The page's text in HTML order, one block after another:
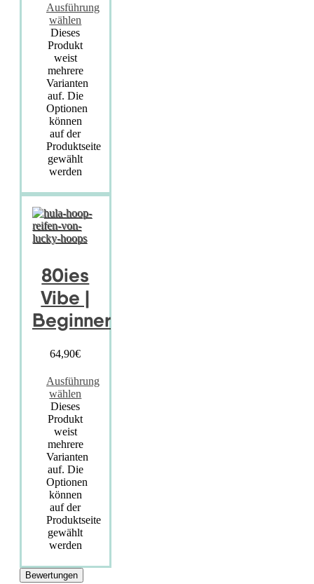
Ausführung
wählen
Dieses
Produkt
weist
mehrere
Varianten
auf. Die
Optionen
können
auf der
Produktseite
gewählt
werden
80ies
Vibe |
Beginner
64,90€
Ausführung
wählen
Dieses
Produkt
weist
mehrere
Varianten
auf. Die
Optionen
können
auf der
Produktseite
gewählt
werden
Bewertungen